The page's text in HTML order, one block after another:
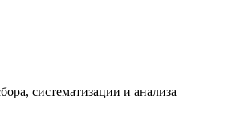
систематизации и анализа